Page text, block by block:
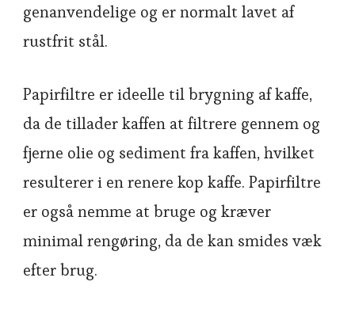
genanvendelige og er normalt lavet af
rustfrit stål.
Papirfiltre er ideelle til brygning af kaffe,
da de tillader kaffen at filtrere gennem og
fjerne olie og sediment fra kaffen, hvilket
resulterer i en renere kop kaffe. Papirfiltre
er også nemme at bruge og kræver
minimal rengøring, da de kan smides væk
efter brug.